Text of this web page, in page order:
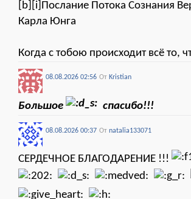
[b][i]Послание Потока Сознания
Карла Юнга
Когда с тобою происходит всё то,
08.08.2026 02:56 От Kristian
Большое спасибо!!!
08.08.2026 00:37 От natalia133071
СЕРДЕЧНОЕ БЛАГОДАРЕНИЕ !!!